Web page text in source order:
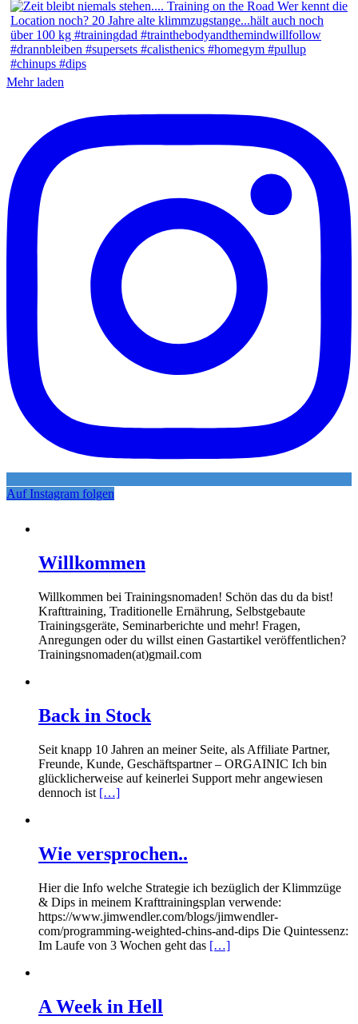
Mehr laden
Auf Instagram folgen
Willkommen
Willkommen bei Trainingsnomaden! Schön das du da bist!
Krafttraining, Traditionelle Ernährung, Selbstgebaute
Trainingsgeräte, Seminarberichte und mehr! Fragen,
Anregungen oder du willst einen Gastartikel veröffentlichen?
Trainingsnomaden(at)gmail.com
Back in Stock
Seit knapp 10 Jahren an meiner Seite, als Affiliate Partner,
Freunde, Kunde, Geschäftspartner – ORGAINIC Ich bin
glücklicherweise auf keinerlei Support mehr angewiesen
dennoch ist […]
Wie versprochen..
Hier die Info welche Strategie ich bezüglich der Klimmzüge
& Dips in meinem Krafttrainingsplan verwende:
https://www.jimwendler.com/blogs/jimwendler-
com/programming-weighted-chins-and-dips Die Quintessenz:
Im Laufe von 3 Wochen geht das […]
A Week in Hell